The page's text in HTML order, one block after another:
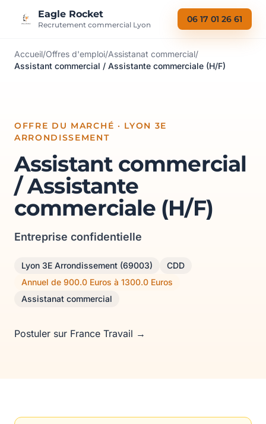
Eagle Rocket
Recrutement commercial Lyon
06 17 01 26 61
Accueil/Offres d'emploi/Assistanat commercial/
Assistant commercial / Assistante commerciale (H/F)
OFFRE DU MARCHÉ · LYON 3E
ARRONDISSEMENT
Assistant commercial
/ Assistante
commerciale (H/F)
Entreprise confidentielle
Lyon 3E Arrondissement (69003)
CDD
Annuel de 900.0 Euros à 1300.0 Euros
Assistanat commercial
Postuler sur France Travail →